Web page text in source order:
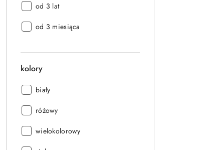
Wiek:
od 3 lat
Wiek:
od 3 miesiąca
kolory
kolory:
biały
kolory:
różowy
kolory:
wielokolorowy